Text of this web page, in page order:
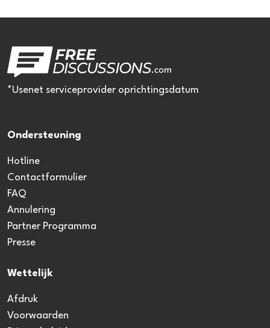
*Usenet serviceprovider oprichtingsdatum
Ondersteuning
Hotline
Contactformulier
FAQ
Annulering
Partner Programma
Presse
Wettelijk
Afdruk
Voorwaarden